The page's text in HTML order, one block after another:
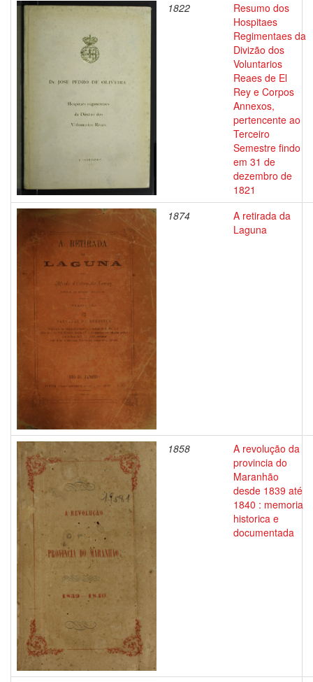
1822
Resumo dos
Hospitaes
Regimentaes da
Divizão dos
Voluntarios
Reaes de El
Rey e Corpos
Annexos,
pertencente ao
Terceiro
Semestre findo
em 31 de
dezembro de
1821
1874
A retirada da
Laguna
1858
A revolução da
provincia do
Maranhão
desde 1839 até
1840 : memoria
historica e
documentada